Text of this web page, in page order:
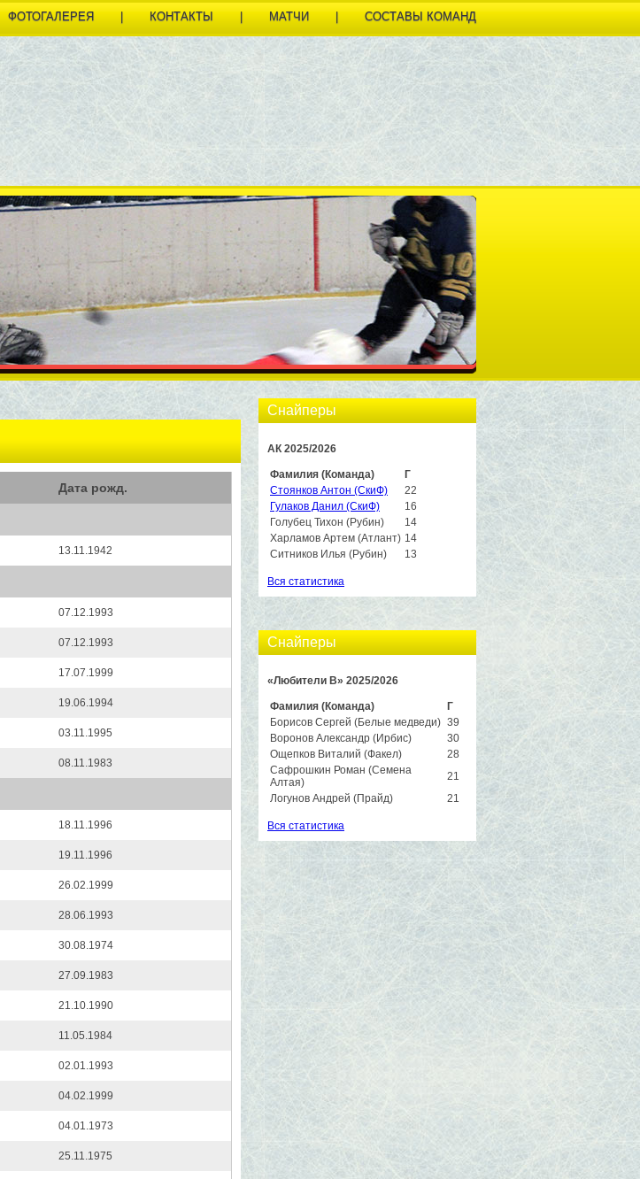
ФОТОГАЛЕРЕЯ | КОНТАКТЫ | МАТЧИ | СОСТАВЫ КОМАНД
Снайперы
АК 2025/2026
Фамилия (Команда)
Г
Стоянков Антон (СкиФ)
22
Гулаков Данил (СкиФ)
16
Голубец Тихон (Рубин)
14
Харламов Артем (Атлант) 14
Ситников Илья (Рубин)
13
Вся статистика
Снайперы
«Любители B» 2025/2026
Фамилия (Команда)
Г
Борисов Сергей (Белые медведи) 39
Воронов Александр (Ирбис)
30
Ощепков Виталий (Факел)
28
Сафрошкин Роман (Семена
Алтая)
21
Логунов Андрей (Прайд)
21
Вся статистика
Дата рожд.
13.11.1942
07.12.1993
07.12.1993
17.07.1999
19.06.1994
03.11.1995
08.11.1983
18.11.1996
19.11.1996
26.02.1999
28.06.1993
30.08.1974
27.09.1983
21.10.1990
11.05.1984
02.01.1993
04.02.1999
04.01.1973
25.11.1975